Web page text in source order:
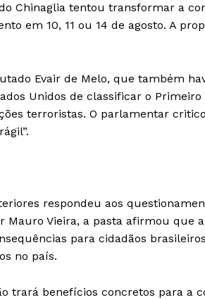
Chinaglia tentou transformar a
em 10, 11 ou 14 de agosto. A
Evair de Melo, que também
Unidos de classificar o
terroristas. O parlamentar
respondeu aos
Mauro Vieira, a pasta afirmou que
para cidadãos
no país.
trará benefícios concretos para a